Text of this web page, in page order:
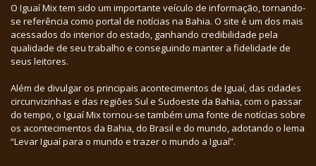
O Iguaí Mix tem sido um importante veículo de informação, tornando-
se referência como portal de notícias na Bahia. O site é um dos mais
acessados do interior do estado, ganhando credibilidade pela
qualidade de seu trabalho e conseguindo manter a fidelidade de
seus leitores.
Além de divulgar os principais acontecimentos de Iguaí, das cidades
circunvizinhas e das regiões Sul e Sudoeste da Bahia, com o passar
do tempo, o Iguaí Mix tornou-se também uma fonte de notícias sobre
os acontecimentos da Bahia, do Brasil e do mundo, adotando o lema
“Levar Iguaí para o mundo e trazer o mundo a Iguaí”.